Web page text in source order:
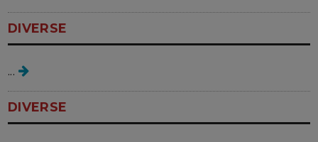
DIVERSE
...
DIVERSE